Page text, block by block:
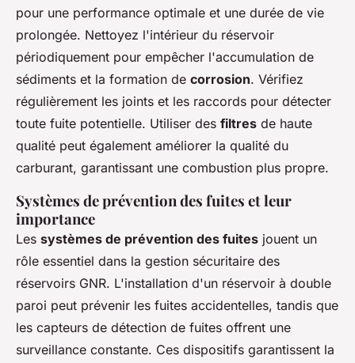
pour une performance optimale et une durée de vie
prolongée. Nettoyez l'intérieur du réservoir
périodiquement pour empêcher l'accumulation de
sédiments et la formation de corrosion. Vérifiez
régulièrement les joints et les raccords pour détecter
toute fuite potentielle. Utiliser des filtres de haute
qualité peut également améliorer la qualité du
carburant, garantissant une combustion plus propre.
Systèmes de prévention des fuites et leur
importance
Les systèmes de prévention des fuites jouent un
rôle essentiel dans la gestion sécuritaire des
réservoirs GNR. L'installation d'un réservoir à double
paroi peut prévenir les fuites accidentelles, tandis que
les capteurs de détection de fuites offrent une
surveillance constante. Ces dispositifs garantissent la